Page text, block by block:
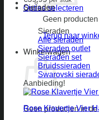
Geen
Terug naar
Winkelwagen
Geen producten in
Opties selecteren
Sieraden
Sieraden
Alle sieraden
Sieraden outlet
Sieraden set
Bruidssieraden
Swarovski
Aanbieding!
Rose Klavertje Vier